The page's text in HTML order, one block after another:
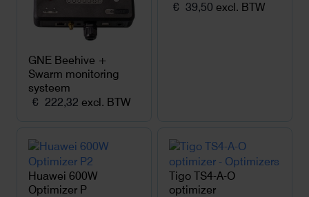
GNE Beehive +
Swarm monitoring
systeem
€ 222,32 excl. BTW
€ 39,50 excl. BTW
Huawei 600W
Optimizer P
Tigo TS4-A-O
optimizer